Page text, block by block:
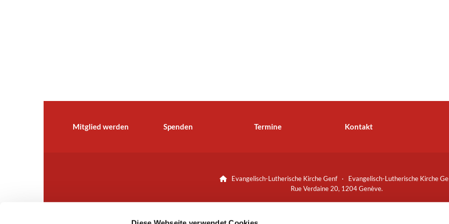
Mitglied werden Spenden Termine Kontakt

Evangelisch-Lutherische Kirche Genf · Evangelisch-Lutherische Kirche
Rue Verdaine 20, 1204 Genève.